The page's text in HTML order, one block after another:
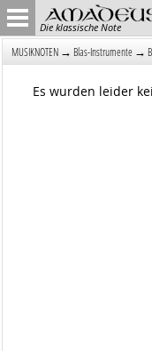
Die klassische Note
MUSIKNOTEN → Blas-Instrumente →
Es wurden leider